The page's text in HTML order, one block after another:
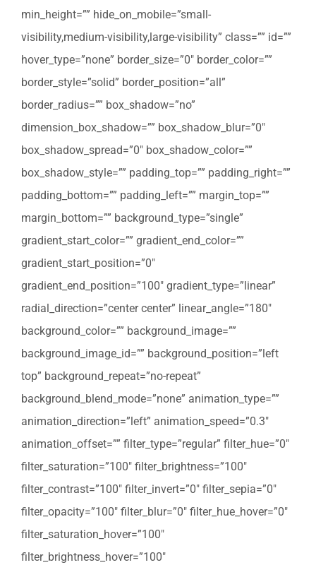
min_height=”” hide_on_mobile=”small-
visibility,medium-visibility,large-visibility” class=”” id=””
hover_type=”none” border_size=”0″ border_color=””
border_style=”solid” border_position=”all”
border_radius=”” box_shadow=”no”
dimension_box_shadow=”” box_shadow_blur=”0″
box_shadow_spread=”0″ box_shadow_color=””
box_shadow_style=”” padding_top=”” padding_right=””
padding_bottom=”” padding_left=”” margin_top=””
margin_bottom=”” background_type=”single”
gradient_start_color=”” gradient_end_color=””
gradient_start_position=”0″
gradient_end_position=”100″ gradient_type=”linear”
radial_direction=”center center” linear_angle=”180″
background_color=”” background_image=””
background_image_id=”” background_position=”left
top” background_repeat=”no-repeat”
background_blend_mode=”none” animation_type=””
animation_direction=”left” animation_speed=”0.3″
animation_offset=”” filter_type=”regular” filter_hue=”0″
filter_saturation=”100″ filter_brightness=”100″
filter_contrast=”100″ filter_invert=”0″ filter_sepia=”0″
filter_opacity=”100″ filter_blur=”0″ filter_hue_hover=”0″
filter_saturation_hover=”100″
filter_brightness_hover=”100″